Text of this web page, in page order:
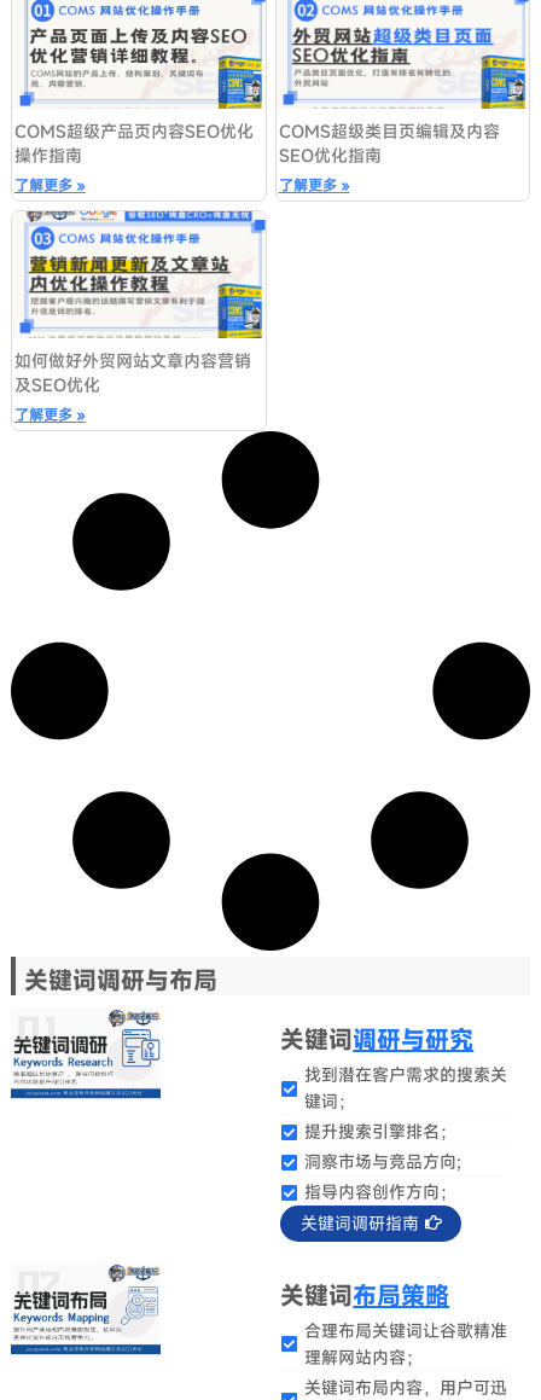
COMS超级产品页内容SEO优化
操作指南
了解更多 »
COMS超级类目页编辑及内容
SEO优化指南
了解更多 »
如何做好外贸网站文章内容营销
及SEO优化
了解更多 »
关键词调研与布局
关键词调研与研究
找到潜在客户需求的搜索关
键词；
提升搜索引擎排名；
洞察市场与竞品方向;
指导内容创作方向；
关键词调研指南
关键词布局策略
合理布局关键词让谷歌精准
理解网站内容；
关键词布局内容，用户可迅